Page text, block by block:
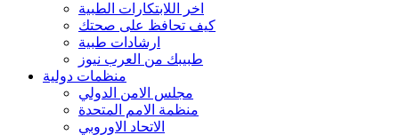
اخر اللابتكارات الطبية
كيف تحافظ على صحتك
ارشادات طبية
طبيبك من العرب نيوز
منظمات دولية
مجلس الامن الدولي
منظمة الامم المتحدة
الاتحاد الاوروبي